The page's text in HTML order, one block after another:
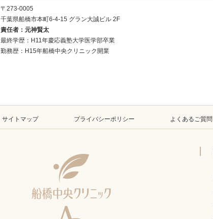
〒273-0005
千葉県船橋市本町6-4-15 グラン大誠ビル 2F
責任者：元神賢太
最終学歴：H11年慶応義塾大学医学部卒業
勤務歴：H15年船橋中央クリニック開業
サイトマップ プライバシーポリシー よくあるご質問